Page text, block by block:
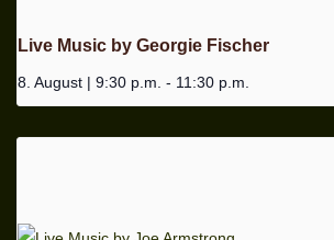
Live Music by Georgie Fischer
8. August | 9:30 p.m. - 11:30 p.m.